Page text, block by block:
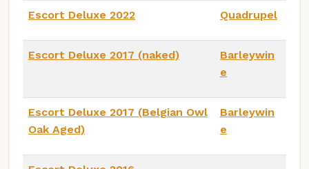
Escort Deluxe 2022 Quadrupel
Escort Deluxe 2017 (naked)
Barleywin
e
Escort Deluxe 2017 (Belgian Owl
Oak Aged)
Barleywin
e